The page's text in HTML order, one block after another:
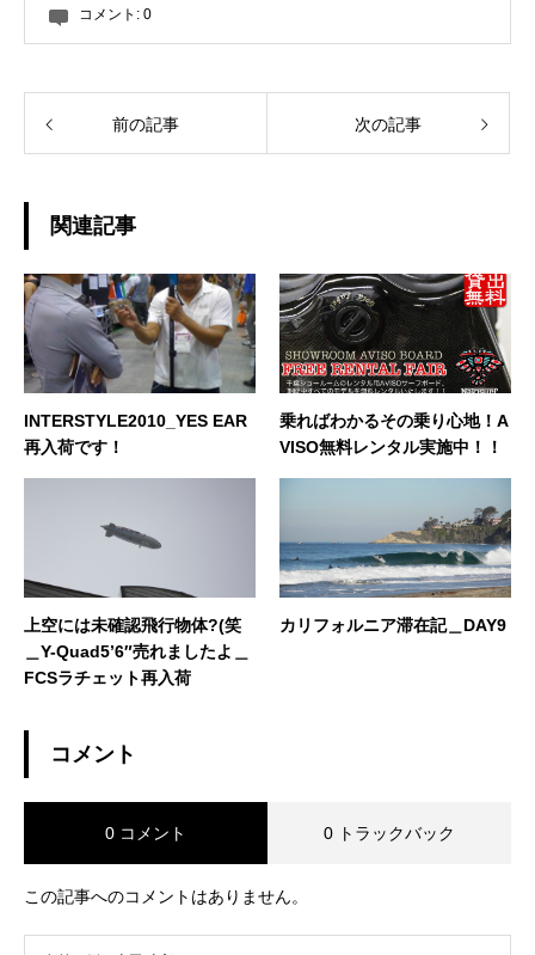
コメント: 0
前の記事 次の記事
関連記事
INTERSTYLE2010_YES EAR
再入荷です！
乗ればわかるその乗り心地！A
VISO無料レンタル実施中！！
上空には未確認飛行物体?(笑
＿Y-Quad5’6″売れましたよ＿
FCSラチェット再入荷
カリフォルニア滞在記＿DAY9
コメント
0 コメント 0 トラックバック
この記事へのコメントはありません。